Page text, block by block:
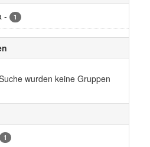
- 1
wurden keine Gruppen
1